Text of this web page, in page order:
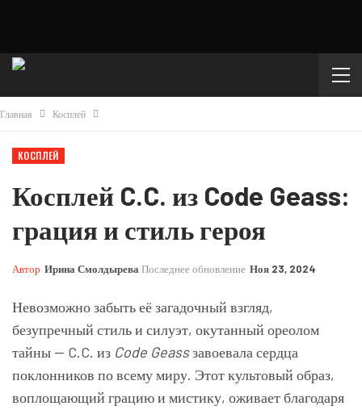
Главная Косплей
КОСПЛЕЙ
Косплей C.C. из Code Geass:
грация и стиль героя
Автор Ирина Смолдырева Последнее обновление Ноя 23, 2024
Невозможно забыть её загадочный взгляд,
безупречный стиль и силуэт, окутанный ореолом
тайны — C.C. из Code Geassзавоевала сердца
поклонников по всему миру. Этот культовый образ,
воплощающий грацию и мистику, оживает благодаря